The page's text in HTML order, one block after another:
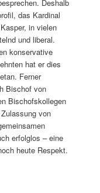
Deshalb
das Kardinal
in vielen
und liberal.
konservative
hat er dies
Ferner
Bischof von
Bischofskollegen
von
erfolglos – eine
heute Respekt.